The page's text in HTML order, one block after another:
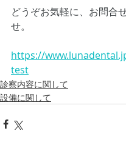
どうぞお気軽に、お問合
せ。
https://
test
診察内容に関して
設備に関して